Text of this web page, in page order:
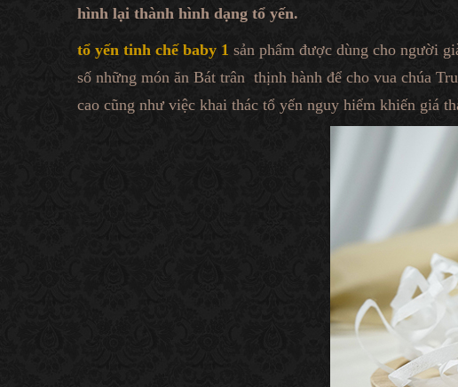
hình lại thành hình dạng tổ yến.
tổ yến tinh chế baby 1 sản phẩm được dùng cho người
số những món ăn Bát trân thịnh hành để cho vua chúa
cao cũng như việc khai thác tổ yến nguy hiểm khiến giá